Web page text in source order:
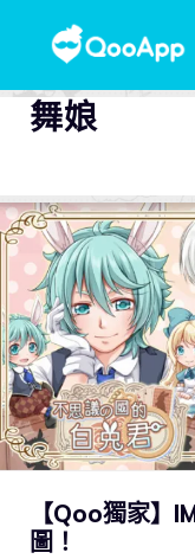
舞娘
【Qoo獨家】
圖！